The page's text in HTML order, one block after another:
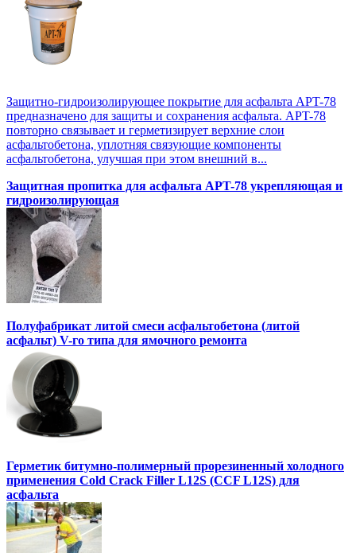
Защитно-гидроизолирующее покрытие для асфальта APT-78
предназначено для защиты и сохранения асфальта. APT-78
повторно связывает и герметизирует верхние слои
асфальтобетона, уплотняя связующие компоненты
асфальтобетона, улучшая при этом внешний в...
Защитная пропитка для асфальта APT-78 укрепляющая и
гидроизолирующая
Полуфабрикат литой смеси асфальтобетона (литой
асфальт) V-го типа для ямочного ремонта
Герметик битумно-полимерный прорезиненный холодного
применения Cold Crack Filler L12S (ССF L12S) для
асфальта